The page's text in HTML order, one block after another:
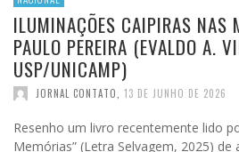
ILUMINAÇÕES CAIPIRAS NAS
PAULO PEREIRA (EVALDO A.
USP/UNICAMP)
JORNAL CONTATO, 13 DE JUNHO DE 2026
Resenho um livro recentemente lido
Memórias” (Letra Selvagem, 2025) de